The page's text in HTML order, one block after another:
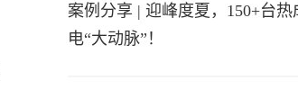
案例分享 | 迎峰度夏，150+台
电“大动脉”！